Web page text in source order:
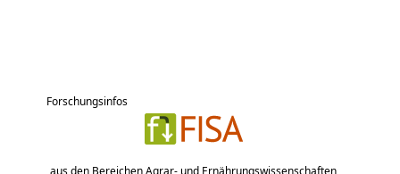
Forschungsinfos
aus den Bereichen Agrar- und Ernährungswissenschaften